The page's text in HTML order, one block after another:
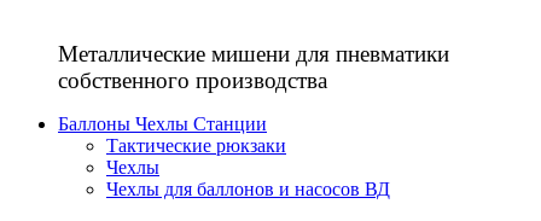
Металлические мишени для пневматики
собственного производства
Баллоны Чехлы Станции
Тактические рюкзаки
Чехлы
Чехлы для баллонов и насосов ВД